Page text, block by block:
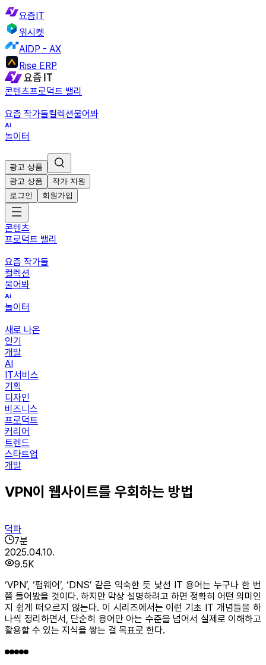
요즘IT
위시켓
AIDP - AX
Rise ERP
콘텐츠프로덕트 밸리
요즘 작가들컬렉션물어봐
놀이터
광고 상품
광고 상품
작가 지원
로그인
회원가입
콘텐츠
프로덕트 밸리
요즘 작가들
컬렉션
물어봐
놀이터
새로 나온
인기
개발
AI
IT서비스
기획
디자인
비즈니스
프로덕트
커리어
트렌드
스타트업
개발
VPN이 웹사이트를 우회하는 방법
덕파
7분
2025.04.10.
9.5K
‘VPN’, ‘펌웨어’, ‘DNS’ 같은 익숙한 듯 낯선 IT 용어는 누구나 한 번
쯤 들어봤을 것이다. 하지만 막상 설명하려고 하면 정확히 어떤 의미인
지 쉽게 떠오르지 않는다. 이 시리즈에서는 이런 기초 IT 개념들을 하
나씩 정리하면서, 단순히 용어만 아는 수준을 넘어서 실제로 이해하고
활용할 수 있는 지식을 쌓는 걸 목표로 한다.